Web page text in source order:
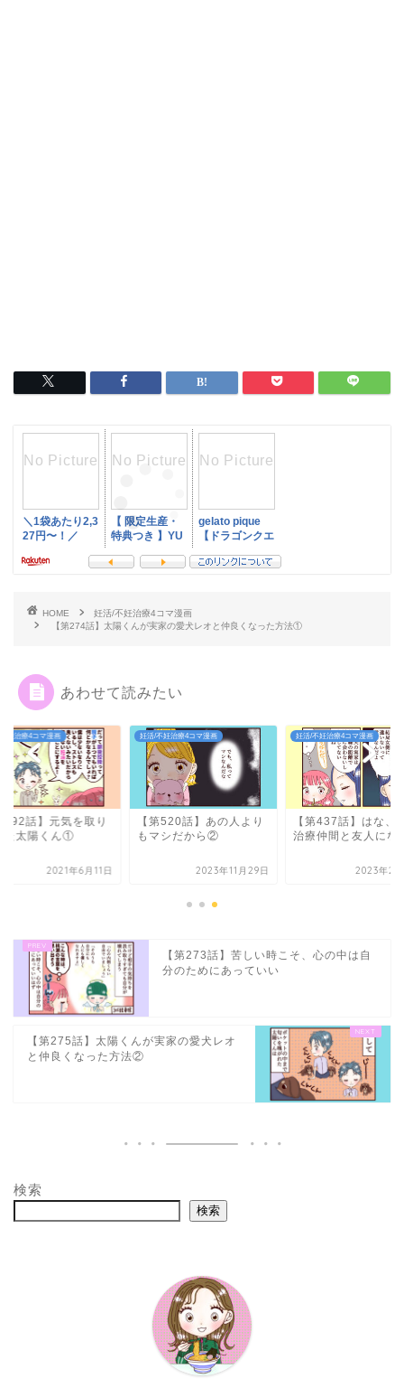
HOME
妊活/不妊治療4コマ漫画
【第274話】太陽くんが実家の愛犬レオと仲良くなった方法①
あわせて読みたい
妊治療4コマ漫画
192話】元気を取り
た太陽くん①
2021年6月11日
妊活/不妊治療4コマ漫画
【第520話】あの人より
もマシだから②
2023年11月29日
妊活/不妊治療4コマ漫画
【第437話】はな、
治療仲間と友人に
2023年2
【第273話】苦しい時こそ、心の中は自
分のためにあっていい
【第275話】太陽くんが実家の愛犬レオ
と仲良くなった方法②
検索
検索